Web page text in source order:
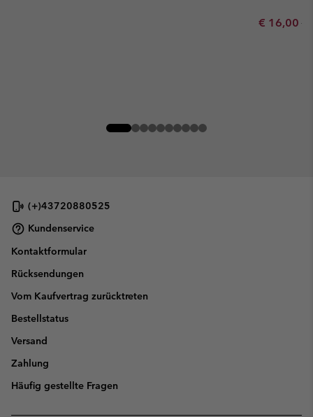
Sale price:
€ 16,00€
(+)43720880525
Kundenservice
Kontaktformular
Rücksendungen
Vom Kaufvertrag zurücktreten
Bestellstatus
Versand
Zahlung
Häufig gestellte Fragen